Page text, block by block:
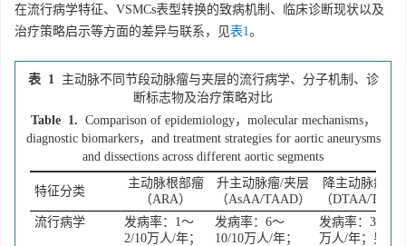
在流行病学特征、VSMCs表型转换的致病机制、临床诊断现状以及
治疗策略启示等方面的差异与联系，见表1 。
表 1
主动脉不同节段动脉瘤与夹层的流行病学、分子机制、诊
断标志物及治疗策略对比
Table 1. Comparison of epidemiology，molecular mechanisms，
diagnostic biomarkers，and treatment strategies for aortic aneurysms
and dissections across different aortic segments
特征分类
主动脉根部瘤
（ARA）
升主动脉瘤/夹层
（AsAA/TAAD）
降主动脉瘤/夹
（DTAA/
流行病学
发病率：1～
2/10万人/年；
发病率：6～
10/10万人/年；
发病率：3～6/
万人/年；男:女